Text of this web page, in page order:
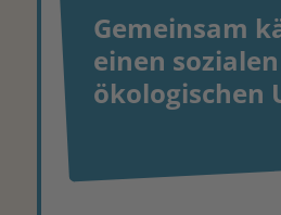
Gemeinsam
einen
ökologischen